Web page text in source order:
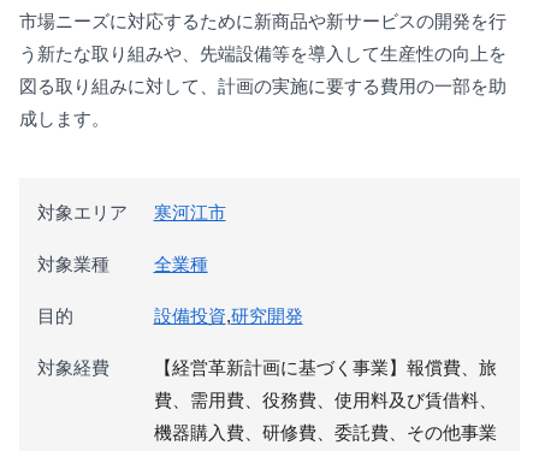
市場ニーズに対応するために新商品や新サービスの開発を行
う新たな取り組みや、先端設備等を導入して生産性の向上を
図る取り組みに対して、計画の実施に要する費用の一部を助
成します。
対象エリア 寒河江市
対象業種 全業種
目的 設備投資,研究開発
対象経費
【経営革新計画に基づく事業】報償費、旅
費、需用費、役務費、使用料及び賃借料、
機器購入費、研修費、委託費、その他事業